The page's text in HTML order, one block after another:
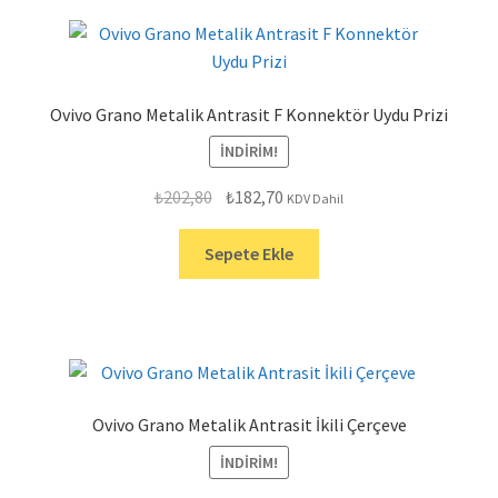
Ovivo Grano Metalik Antrasit F Konnektör Uydu Prizi
İNDIRIM!
₺202,80 Orijinal
fiyat:
₺202,80.
₺182,70 Şu
andaki
fiyat:
₺182,70.
KDV Dahil
Sepete Ekle
Ovivo Grano Metalik Antrasit İkili Çerçeve
İNDIRIM!